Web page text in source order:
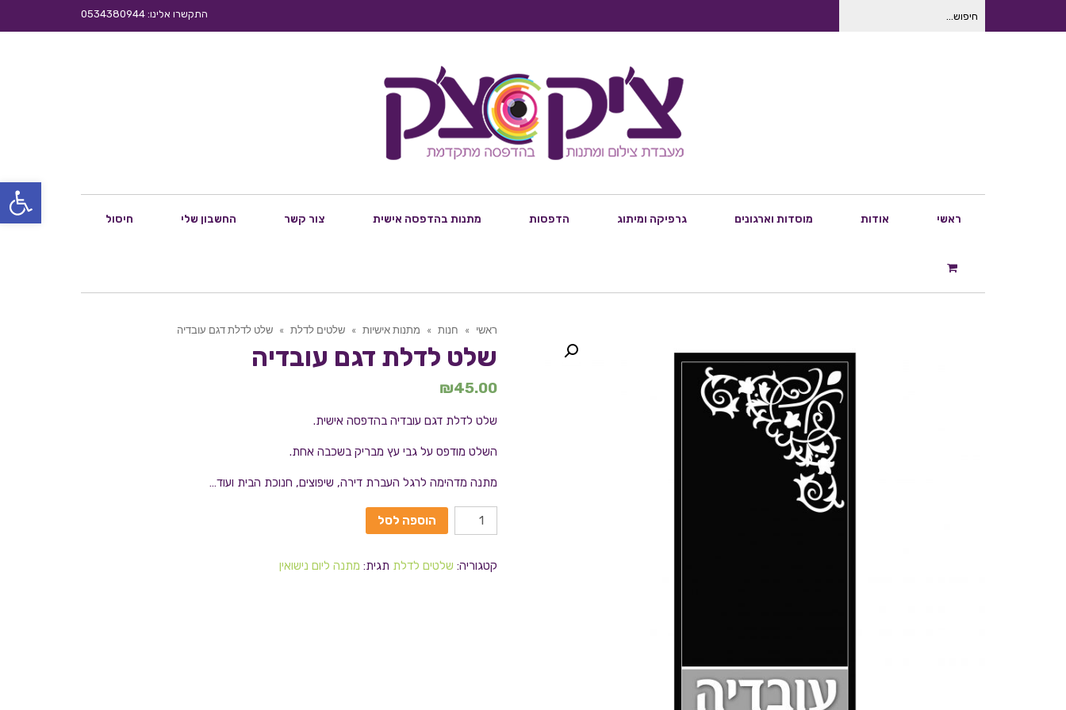
פתח
חיפוש התקשרו אלינו: 0534380944
ראשי אודות מוסדות וארגונים גרפיקה ומיתוג הדפסות מתנות בהדפסה אישית צור קשר החשבון שלי חיסול
ראשי » חנות » מתנות אישיות » שלטים לדלת » שלט לדלת דגם עובדיה
שלט לדלת דגם עובדיה
₪45.00
שלט לדלת דגם עובדיה בהדפסה אישית.
השלט מודפס על גבי עץ מבריק בשכבה אחת.
מתנה מדהימה לרגל העברת דירה, שיפוצים, חנוכת הבית ועוד…
הוספה לסל
קטגוריה: שלטים לדלת תגית: מתנה ליום נישואין